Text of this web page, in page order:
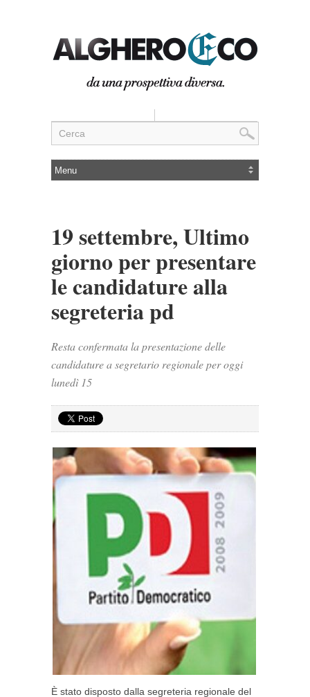
19 settembre, Ultimo
giorno per presentare
le candidature alla
segreteria pd
Resta confermata la presentazione delle
candidature a segretario regionale per oggi
lunedì 15
È stato disposto dalla segreteria regionale del